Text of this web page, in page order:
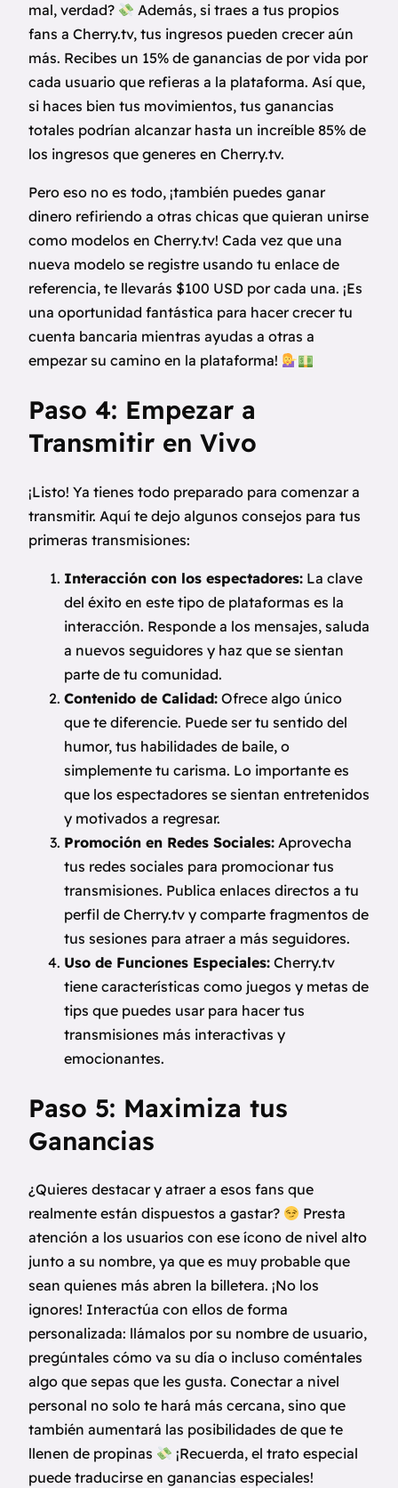
mal, verdad?
Además, si traes a tus propios
fans a Cherry.tv, tus ingresos pueden crecer aún
más. Recibes un 15% de ganancias de por vida por
cada usuario que refieras a la plataforma. Así que,
si haces bien tus movimientos, tus ganancias
totales podrían alcanzar hasta un increíble 85% de
los ingresos que generes en Cherry.tv.
Pero eso no es todo, ¡también puedes ganar
dinero refiriendo a otras chicas que quieran unirse
como modelos en Cherry.tv! Cada vez que una
nueva modelo se registre usando tu enlace de
referencia, te llevarás $100 USD por cada una. ¡Es
una oportunidad fantástica para hacer crecer tu
cuenta bancaria mientras ayudas a otras a
empezar su camino en la plataforma!
Paso 4: Empezar a
Transmitir en Vivo
¡Listo! Ya tienes todo preparado para comenzar a
transmitir. Aquí te dejo algunos consejos para tus
primeras transmisiones:
Interacción con los espectadores: La clave
del éxito en este tipo de plataformas es la
interacción. Responde a los mensajes, saluda
a nuevos seguidores y haz que se sientan
parte de tu comunidad.
Contenido de Calidad: Ofrece algo único
que te diferencie. Puede ser tu sentido del
humor, tus habilidades de baile, o
simplemente tu carisma. Lo importante es
que los espectadores se sientan entretenidos
y motivados a regresar.
Promoción en Redes Sociales: Aprovecha
tus redes sociales para promocionar tus
transmisiones. Publica enlaces directos a tu
perfil de Cherry.tv y comparte fragmentos de
tus sesiones para atraer a más seguidores.
Uso de Funciones Especiales: Cherry.tv
tiene características como juegos y metas de
tips que puedes usar para hacer tus
transmisiones más interactivas y
emocionantes.
Paso 5: Maximiza tus
Ganancias
¿Quieres destacar y atraer a esos fans que
realmente están dispuestos a gastar?
Presta
atención a los usuarios con ese ícono de nivel alto
junto a su nombre, ya que es muy probable que
sean quienes más abren la billetera. ¡No los
ignores! Interactúa con ellos de forma
personalizada: llámalos por su nombre de usuario,
pregúntales cómo va su día o incluso coméntales
algo que sepas que les gusta. Conectar a nivel
personal no solo te hará más cercana, sino que
también aumentará las posibilidades de que te
llenen de propinas
¡Recuerda, el trato especial
puede traducirse en ganancias especiales!